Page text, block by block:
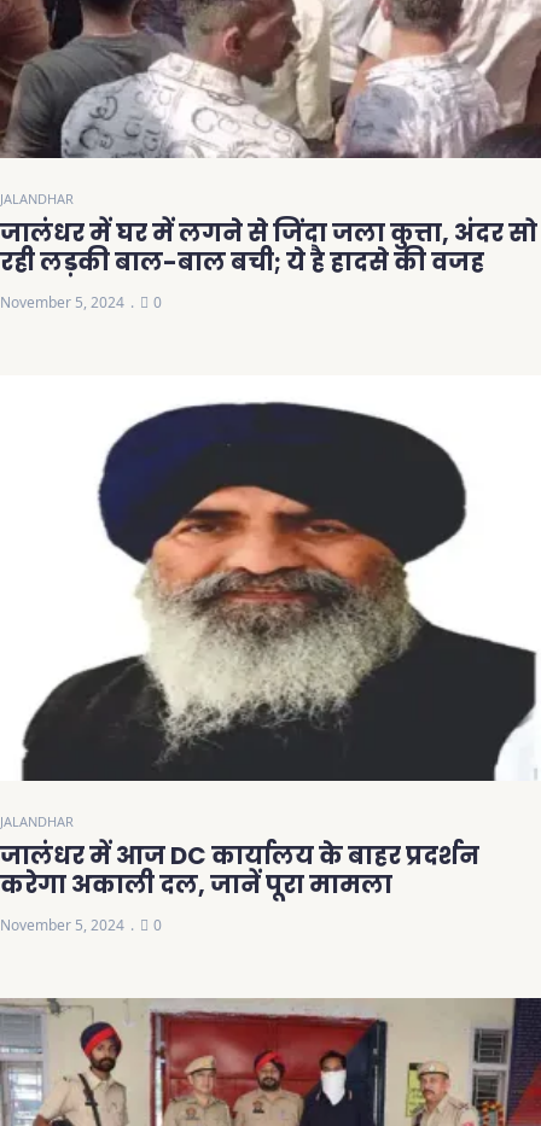
JALANDHAR
जालंधर में घर में लगने से जिंदा जला कुत्ता, अंदर सो
रही लड़की बाल-बाल बची; ये है हादसे की वजह
November 5, 2024 0
JALANDHAR
जालंधर में आज DC कार्यालय के बाहर प्रदर्शन
करेगा अकाली दल, जानें पूरा मामला
November 5, 2024 0